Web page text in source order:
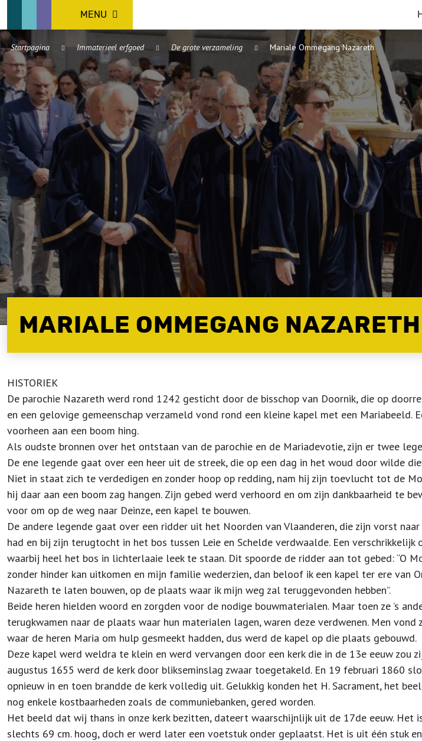
MENU
Startpagina Immaterieel erfgoed De grote verzameling Mariale Ommegang Nazareth
MARIALE OMMEGANG NAZARETH
HISTORIEK
De parochie Nazareth werd rond 1242 gesticht door de bisschop van Doornik, die op
en een gelovige gemeenschap verzameld vond rond een kleine kapel met een Mariabeeld.
voorheen aan een boom hing.
Als oudste bronnen over het ontstaan van de parochie en de Mariadevotie, zijn er twee
De ene legende gaat over een heer uit de streek, die op een dag in het woud door wilde
Niet in staat zich te verdedigen en zonder hoop op redding, nam hij zijn toevlucht tot de
hij daar aan een boom zag hangen. Zijn gebed werd verhoord en om zijn dankbaarheid te
voor om op de weg naar Deinze, een kapel te bouwen.
De andere legende gaat over een ridder uit het Noorden van Vlaanderen, die zijn vorst
had en bij zijn terugtocht in het bos tussen Leie en Schelde verdwaalde. Een verschrikkelijk
waarbij heel het bos in lichter­laaie leek te staan. Dit spoorde de ridder aan tot gebed: “O
zonder hinder kan uitkomen en mijn familie wederzien, dan beloof ik een kapel ter ere van
Nazareth te laten bouwen, op de plaats waar ik mijn weg zal teruggevonden hebben”.
Beide heren hielden woord en zorgden voor de nodige bouwmaterialen. Maar toen ze ’s
terugkwamen naar de plaats waar hun materialen lagen, waren deze verdwenen. Men vond
waar de heren Maria om hulp gesmeekt hadden, dus werd de kapel op die plaats gebouwd.
Deze kapel werd weldra te klein en werd vervangen door een kerk die in de 13e eeuw zou
augustus 1655 werd de kerk door blik­seminslag zwaar toegetakeld. En 19 februari 1860
opnieuw in en toen brandde de kerk volledig uit. Gelukkig konden het H. Sa­cra­ment, het
nog enkele kostbaarheden zoals de communiebanken, gered worden.
Het beeld dat wij thans in onze kerk bezitten, dateert waarschijnlijk uit de 17de eeuw. Het
slechts 69 cm. hoog, doch er werd later een voetstuk onder geplaatst. Het is uit één stuk